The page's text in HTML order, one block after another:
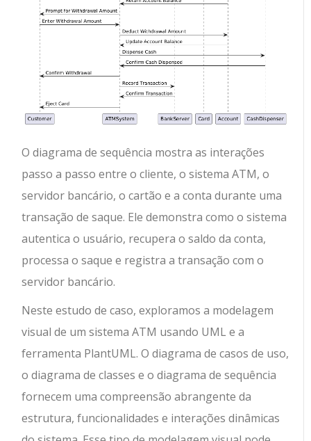
O diagrama de sequência mostra as interações
passo a passo entre o cliente, o sistema ATM, o
servidor bancário, o cartão e a conta durante uma
transação de saque. Ele demonstra como o sistema
autentica o usuário, recupera o saldo da conta,
processa o saque e registra a transação com o
servidor bancário.
Neste estudo de caso, exploramos a modelagem
visual de um sistema ATM usando UML e a
ferramenta PlantUML. O diagrama de casos de uso,
o diagrama de classes e o diagrama de sequência
fornecem uma compreensão abrangente da
estrutura, funcionalidades e interações dinâmicas